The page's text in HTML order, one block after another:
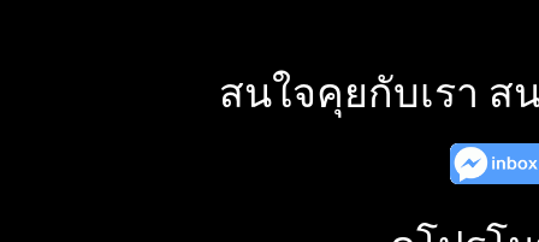
สนใจคุยกับเรา ส